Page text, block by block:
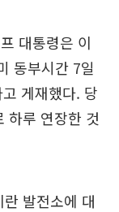
대통령은 이
동부시간 7일
게재했다. 당
하루 연장한 것
발전소에 대